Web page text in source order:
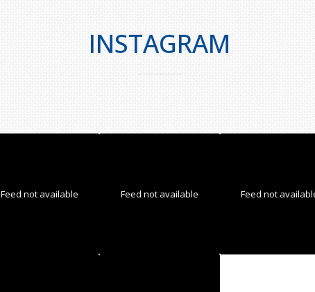
INSTAGRAM
Feed not available Feed not available Feed not